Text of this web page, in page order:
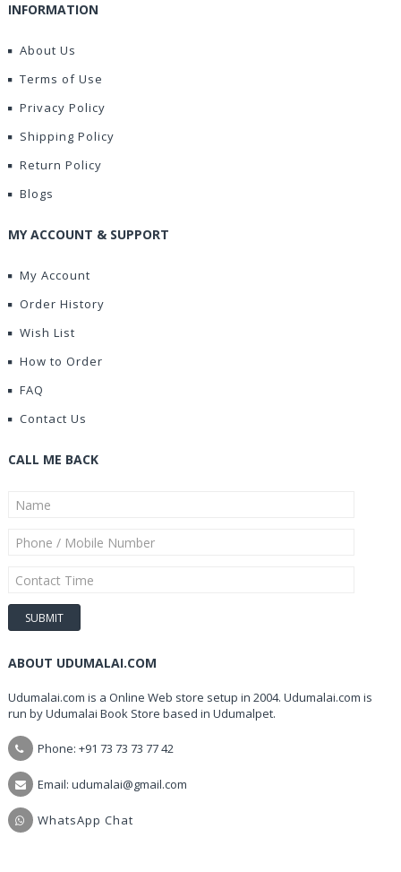
INFORMATION
About Us
Terms of Use
Privacy Policy
Shipping Policy
Return Policy
Blogs
MY ACCOUNT & SUPPORT
My Account
Order History
Wish List
How to Order
FAQ
Contact Us
CALL ME BACK
ABOUT UDUMALAI.COM
Udumalai.com is a Online Web store setup in 2004. Udumalai.com is
run by Udumalai Book Store based in Udumalpet.
Phone: +91 73 73 73 77 42
Email: udumalai@gmail.com
WhatsApp Chat